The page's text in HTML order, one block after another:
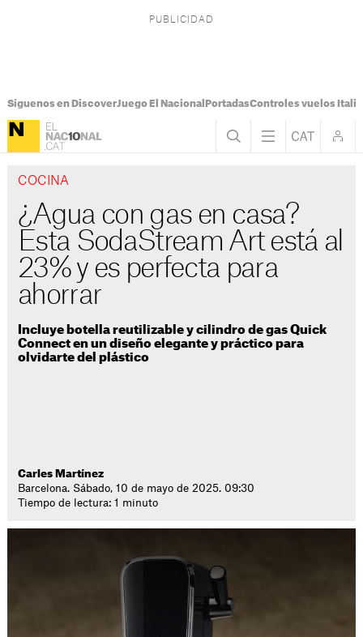
Síguenos en DiscoverJuego El Nacional PortadasControles vuelos Italia
COCINA
¿Agua con gas en casa?
Esta SodaStream Art está al
23% y es perfecta para
ahorrar
Incluye botella reutilizable y cilindro de gas Quick
Connect en un diseño elegante y práctico para
olvidarte del plástico
Carles Martínez
Barcelona. Sábado, 10 de mayo de 2025. 09:30
Tiempo de lectura: 1 minuto